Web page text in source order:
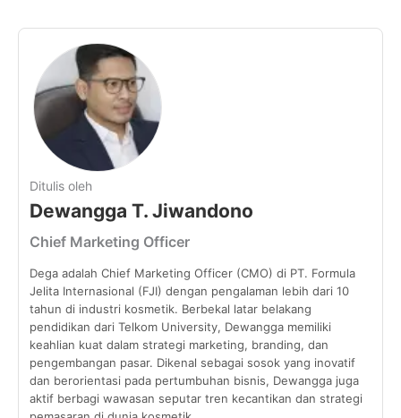
Ditulis oleh
Dewangga T. Jiwandono
Chief Marketing Officer
Dega adalah Chief Marketing Officer (CMO) di PT. Formula
Jelita Internasional (FJI) dengan pengalaman lebih dari 10
tahun di industri kosmetik. Berbekal latar belakang
pendidikan dari Telkom University, Dewangga memiliki
keahlian kuat dalam strategi marketing, branding, dan
pengembangan pasar. Dikenal sebagai sosok yang inovatif
dan berorientasi pada pertumbuhan bisnis, Dewangga juga
aktif berbagi wawasan seputar tren kecantikan dan strategi